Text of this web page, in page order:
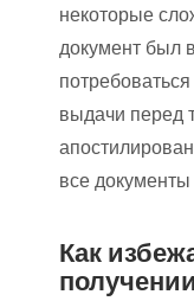
некоторые
документ был
выдачи перед
все
Как